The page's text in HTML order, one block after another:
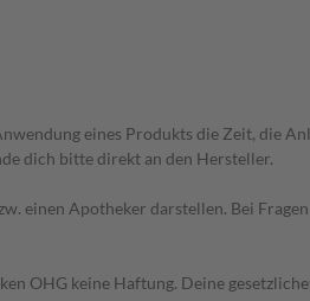
eines Produkts die Zeit, die
dich bitte direkt an den Hersteller.
einen Apotheker darstellen. Bei
OHG keine Haftung. Deine